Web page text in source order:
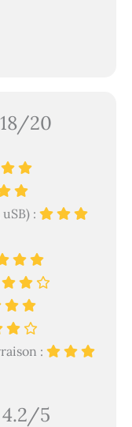
20
:
:
4.2/5